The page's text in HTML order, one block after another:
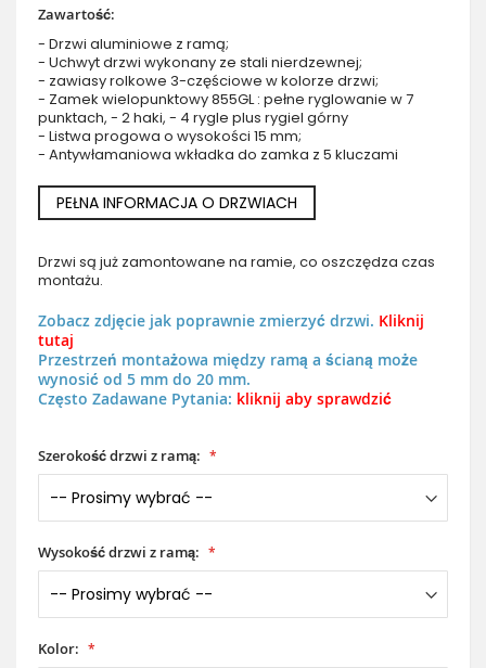
Zawartość:
- Drzwi aluminiowe z ramą;
- Uchwyt drzwi wykonany ze stali nierdzewnej;
- zawiasy rolkowe 3-częściowe w kolorze drzwi;
- Zamek wielopunktowy 855GL : pełne ryglowanie w 7
punktach, - 2 haki, - 4 rygle plus rygiel górny
- Listwa progowa o wysokości 15 mm;
- Antywłamaniowa wkładka do zamka z 5 kluczami
PEŁNA INFORMACJA O DRZWIACH
Drzwi są już zamontowane na ramie, co oszczędza czas
montażu.
Zobacz zdjęcie jak poprawnie zmierzyć drzwi. Kliknij
tutaj
Przestrzeń montażowa między ramą a ścianą może
wynosić od 5 mm do 20 mm.
Często Zadawane Pytania: kliknij aby sprawdzić
Szerokość drzwi z ramą:
Wysokość drzwi z ramą:
Kolor: